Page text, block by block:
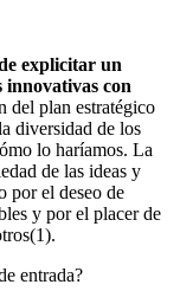
explicitar un
innovativas con
del plan estratégico
diversidad de los
lo haríamos. La
de las ideas y
por el deseo de
y por el placer de